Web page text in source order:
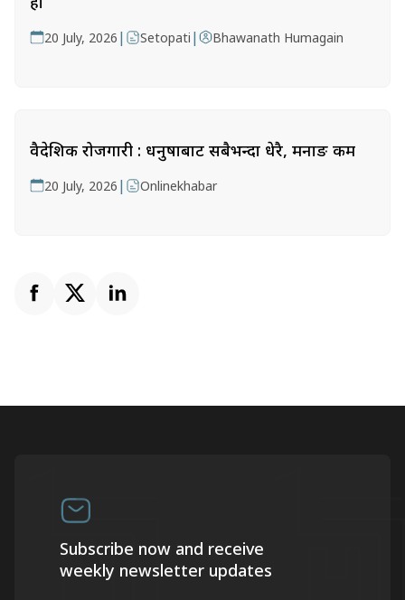
20 July, 2026 | Setopati | Bhawanath Humagain
वैदेशिक रोजगारी : धनुषाबाट सबैभन्दा धेरै, मनाङ कम
20 July, 2026 | Onlinekhabar
Subscribe now and receive
weekly newsletter updates